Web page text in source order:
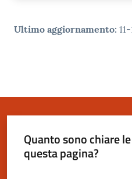
Ultimo aggiornamento:
Quanto sono chiare
questa pagina?